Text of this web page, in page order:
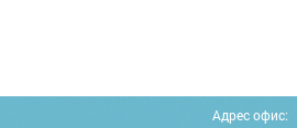
Адрес офис: